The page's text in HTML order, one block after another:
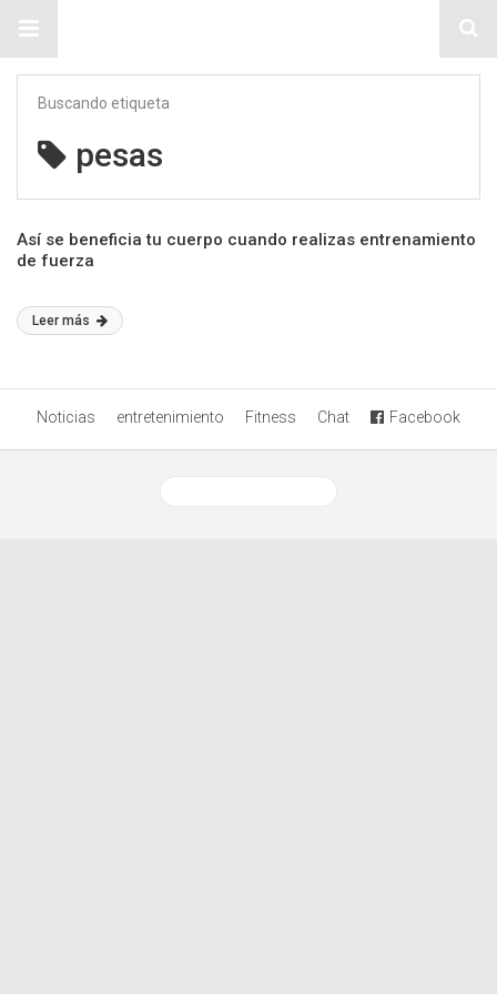
Buscando etiqueta
pesas
Así se beneficia tu cuerpo cuando realizas entrenamiento
de fuerza
Leer más
Noticias entretenimiento Fitness Chat Facebook